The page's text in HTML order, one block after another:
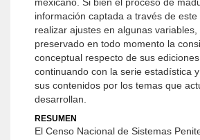
información captada a través de este
realizar ajustes en algunas variables,
preservado en todo momento la
conceptual respecto de sus
continuando con la serie estadística
sus contenidos por los temas que
desarrollan.
RESUMEN
El Censo Nacional de Sistemas